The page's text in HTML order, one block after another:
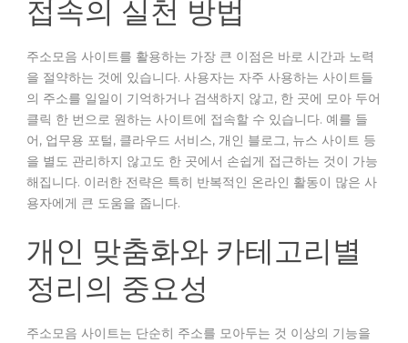
접속의 실천 방법
주소모음 사이트를 활용하는 가장 큰 이점은 바로 시간과 노력
을 절약하는 것에 있습니다. 사용자는 자주 사용하는 사이트들
의 주소를 일일이 기억하거나 검색하지 않고, 한 곳에 모아 두어
클릭 한 번으로 원하는 사이트에 접속할 수 있습니다. 예를 들
어, 업무용 포털, 클라우드 서비스, 개인 블로그, 뉴스 사이트 등
을 별도 관리하지 않고도 한 곳에서 손쉽게 접근하는 것이 가능
해집니다. 이러한 전략은 특히 반복적인 온라인 활동이 많은 사
용자에게 큰 도움을 줍니다.
개인 맞춤화와 카테고리별
정리의 중요성
주소모음 사이트는 단순히 주소를 모아두는 것 이상의 기능을